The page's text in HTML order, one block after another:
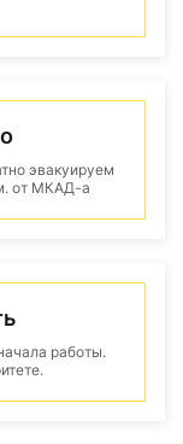
эвакуируем
от МКАД-а
работы.